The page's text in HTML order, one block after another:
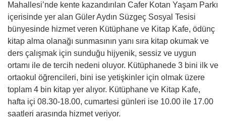
Mahallesi’nde kente kazandırılan Cafer Kotan Yaşam Parkı
içerisinde yer alan Güler Aydın Süzgeç Sosyal Tesisi
bünyesinde hizmet veren Kütüphane ve Kitap Kafe, ödünç
kitap alma olanağı sunmasının yanı sıra kitap okumak ve
ders çalışmak için sunduğu hijyenik, sessiz ve uygun
ortamı ile de tercih nedeni oluyor. Kütüphanede 3 bini ilk ve
ortaokul öğrencileri, bini ise yetişkinler için olmak üzere
toplam 4 bin kitap yer alıyor. Kütüphane ve Kitap Kafe,
hafta içi 08.30-18.00, cumartesi günleri ise 10.00 ile 17.00
saatleri arasında hizmet veriyor.